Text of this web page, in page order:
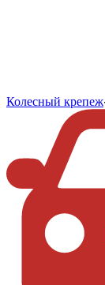
Колесный крепеж